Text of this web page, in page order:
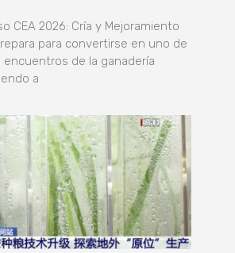
CEA 2026: Cría y Mejoramiento
para convertirse en uno de
encuentros de la ganadería
a